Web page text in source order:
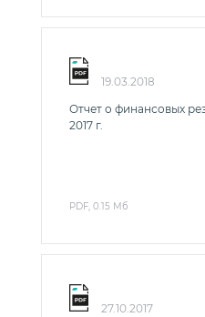
19.03.2018
Отчет о финансовых
2017 г.
PDF, 0.15 Мб
27.10.2017